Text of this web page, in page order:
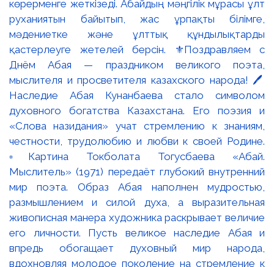
көрерменге жеткізеді. Абайдың мәңгілік мұрасы ұлт
руханиятын байытып, жас ұрпақты білімге,
мәдениетке және ұлттық құндылықтарды
қастерлеуге жетелей берсін. ⚜️Поздравляем с
Днём Абая — праздником великого поэта,
мыслителя и просветителя казахского народа! 🖊️
Наследие Абая Кунанбаева стало символом
духовного богатства Казахстана. Его поэзия и
«Слова назидания» учат стремлению к знаниям,
честности, трудолюбию и любви к своей Родине.
▫️Картина Токболата Тогусбаева «Абай.
Мыслитель» (1971) передаёт глубокий внутренний
мир поэта. Образ Абая наполнен мудростью,
размышлением и силой духа, а выразительная
живописная манера художника раскрывает величие
его личности. Пусть великое наследие Абая и
впредь обогащает духовный мир народа,
вдохновляя молодое поколение на стремление к